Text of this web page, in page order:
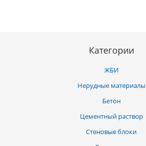
Категории
ЖБИ
Нерудные материалы
Бетон
Цементный раствор
Стеновые блоки